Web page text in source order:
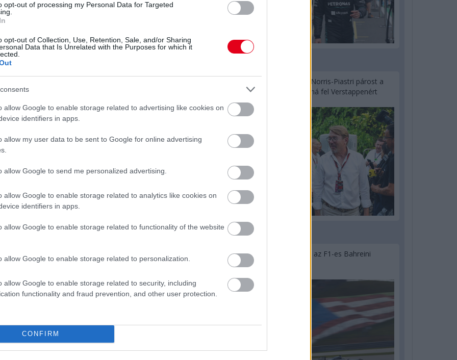
opt-out of processing my Personal Data for Targeted
opt-out of Collection, Use, Retention, Sale, and/or Sharing
Data that Is Unrelated with the Purposes for which it
allow Google to enable storage related to advertising like cookies on
identifiers in apps.
allow my user data to be sent to Google for online advertising
allow Google to send me personalized advertising.
allow Google to enable storage related to analytics like cookies on
identifiers in apps.
allow Google to enable storage related to functionality of the website
allow Google to enable storage related to personalization.
allow Google to enable storage related to security, including
functionality and fraud prevention, and other user protection.
CONFIRM
vezet Piastri előtt - tiszta levegőben óriási a Mercedes
egyelőre nem boldogul Leclerc-rel, ez alapján érdekes
az SC nélkül...
Norris panaszkodott is mögötte a rádión, hogy kérné a
helyre a brit.
nem, a célegyenesben viszont elment Hamilton mellett.
Viszont Piastri is lerázta magáról két másodpercre a
rádión Leclerc, aki utána majdnem támadni is tudta
a vb-éllovas - aki nem sokáig lesz így vb-éllovas...
a versenyből: az Aston Martin közlése szerint víznyomás-
de amúgy Leclerc sincs messze tőle. Hátrébb
helyen ezzel.
Piastri előtt, aki mögött másodpercre Hamilton, tőle fél
még nyitott, de egyelőre nem könnyű előzni az
Hakkinen megtartaná a Norris-Piastri párost a
McLarennél, nem borítaná fel Verstappenért
2 napja
Megvan, mikor kezdődik az F1-es Bahreini
Nagydíj Malajziában